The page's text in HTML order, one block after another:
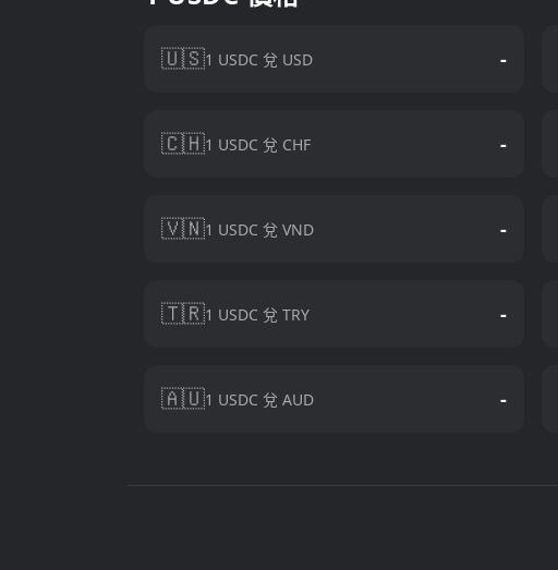
🇺🇸1 USDC 兌 USD -
🇨🇭1 USDC 兌 CHF -
🇻🇳1 USDC 兌 VND -
🇹🇷1 USDC 兌 TRY -
🇦🇺1 USDC 兌 AUD -